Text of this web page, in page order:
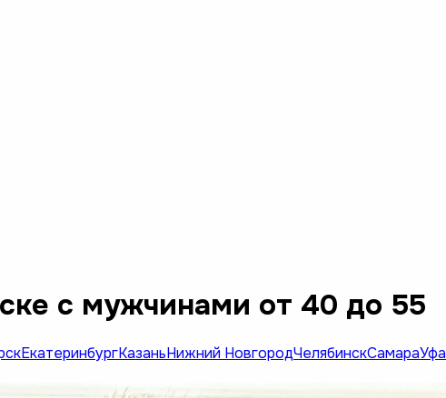
с мужчинами от 40 до 55
ЕкатеринбургКазаньНижний НовгородЧелябинскСамараУфа